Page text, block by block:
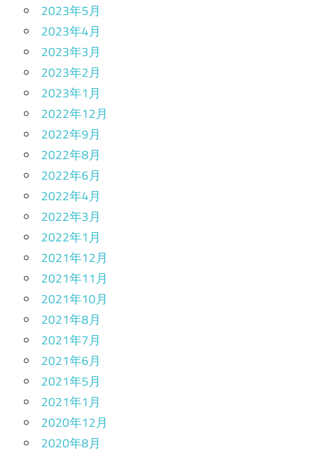
2023年5月
2023年4月
2023年3月
2023年2月
2023年1月
2022年12月
2022年9月
2022年8月
2022年6月
2022年4月
2022年3月
2022年1月
2021年12月
2021年11月
2021年10月
2021年8月
2021年7月
2021年6月
2021年5月
2021年1月
2020年12月
2020年8月